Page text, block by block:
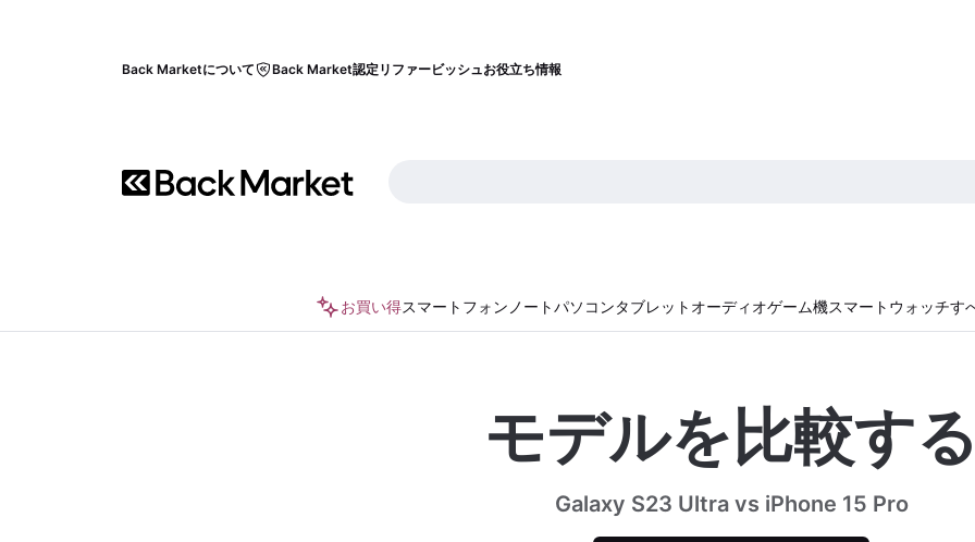
Back Marketについて Back Market認定リファービッシュお役立ち情報
お買い得スマートフォン ノートパソコンタブレット オーディオゲーム機スマートウォッチす
モデルを比較する
Galaxy S23 Ultra vs iPhone 15 Pro